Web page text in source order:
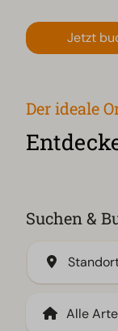
Jetzt
Der ideale
Suchen &